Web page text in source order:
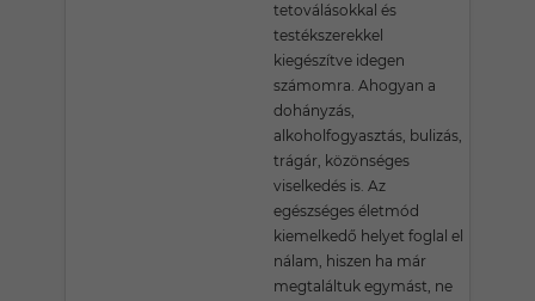
tetoválásokkal és
testékszerekkel
kiegészítve idegen
számomra. Ahogyan a
dohányzás,
alkoholfogyasztás, bulizás,
trágár, közönséges
viselkedés is. Az
egészséges életmód
kiemelkedő helyet foglal el
nálam, hiszen ha már
megtaláltuk egymást, ne